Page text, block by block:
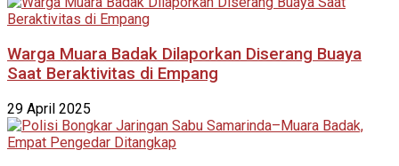
Warga Muara Badak Dilaporkan Diserang Buaya
Saat Beraktivitas di Empang
29 April 2025